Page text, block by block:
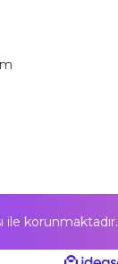
ile korunmaktadır.